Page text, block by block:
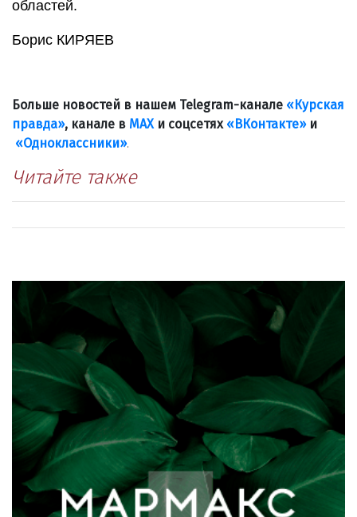
областей.
Борис КИРЯЕВ
Больше новостей в нашем Telegram-канале «Курская
правда», канале в МАХи соцсетях «ВКонтакте»и
«Одноклассники».
Читайте также